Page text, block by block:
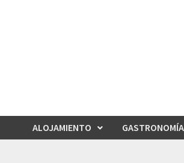
ALOJAMIENTO GASTRONOMÍA